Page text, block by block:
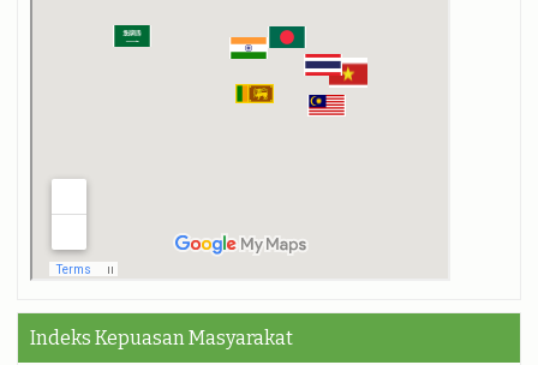
Indeks Kepuasan Masyarakat